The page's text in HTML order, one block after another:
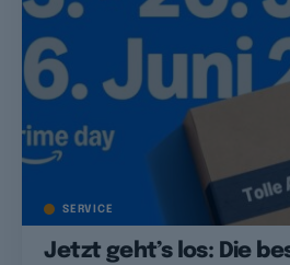
SERVICE
Jetzt geht’s los: Die